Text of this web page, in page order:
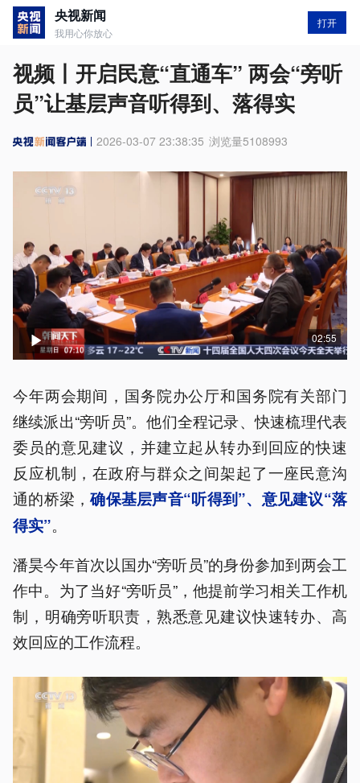
央视新闻
我用心你放心
打开
视频丨开启民意“直通车” 两会“旁听
员”让基层声音听得到、落得实
2026-03-07 23:38:35 浏览量5108993
02:55
今年两会期间，国务院办公厅和国务院有关部门
继续派出“旁听员”。他们全程记录、快速梳理代表
委员的意见建议，并建立起从转办到回应的快速
反应机制，在政府与群众之间架起了一座民意沟
通的桥梁，确保基层声音“听得到”、意见建议“落
得实”。
潘昊今年首次以国办“旁听员”的身份参加到两会工
作中。为了当好“旁听员”，他提前学习相关工作机
制，明确旁听职责，熟悉意见建议快速转办、高
效回应的工作流程。